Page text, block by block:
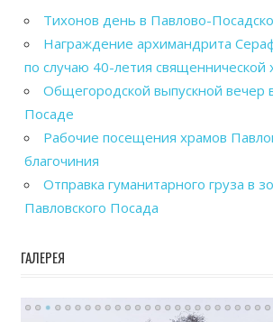
Тихонов день в Павлово-
Награждение архимандрита
по случаю 40-летия священнической
Общегородской выпускной вечер
Посаде
Рабочие посещения храмов
благочиния
Отправка гуманитарного груза в
Павловского Посада
ГАЛЕРЕЯ